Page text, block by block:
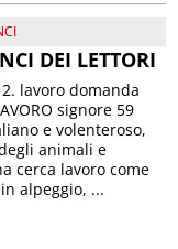
DEI LETTORI
2. lavoro domanda
signore 59
e volenteroso,
animali e
cerca lavoro come
alpeggio, ...